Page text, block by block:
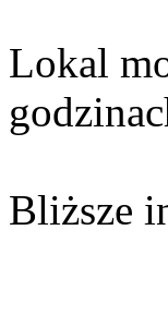
Lokal
Bliższe